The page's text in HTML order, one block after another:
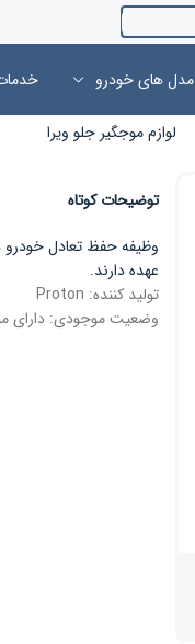
مدل های خودرو
لوازم موجگیر جلو ویرا
توضیحات کوتاه
وظیفه حفظ تعادل خودرو
عهده دارند.
تولید کننده: Proton
وضعیت موجودی: دارای